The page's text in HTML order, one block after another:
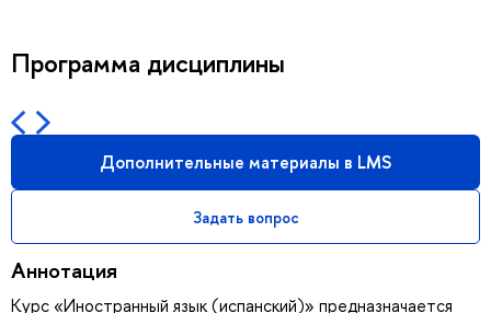
Программа дисциплины
Дополнительные материалы в LMS
Задать вопрос
Аннотация
Курс «Иностранный язык (испанский)» предназначается